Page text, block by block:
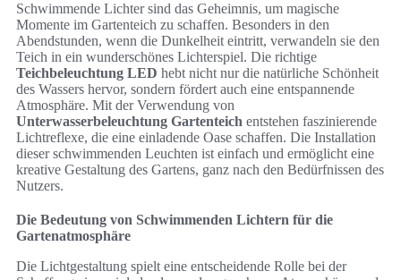
Schwimmende Lichter sind das Geheimnis, um magische
Momente im Gartenteich zu schaffen. Besonders in den
Abendstunden, wenn die Dunkelheit eintritt, verwandeln sie den
Teich in ein wunderschönes Lichterspiel. Die richtige
Teichbeleuchtung LED hebt nicht nur die natürliche Schönheit
des Wassers hervor, sondern fördert auch eine entspannende
Atmosphäre. Mit der Verwendung von
Unterwasserbeleuchtung Gartenteich entstehen faszinierende
Lichtreflexe, die eine einladende Oase schaffen. Die Installation
dieser schwimmenden Leuchten ist einfach und ermöglicht eine
kreative Gestaltung des Gartens, ganz nach den Bedürfnissen des
Nutzers.
Die Bedeutung von Schwimmenden Lichtern für die
Gartenatmosphäre
Die Lichtgestaltung spielt eine entscheidende Rolle bei der